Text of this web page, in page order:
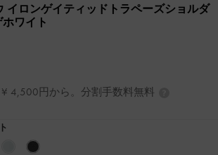
イロンゲイティッドトラペーズショルダ
ワイト
4,500円から。分割手数料無料